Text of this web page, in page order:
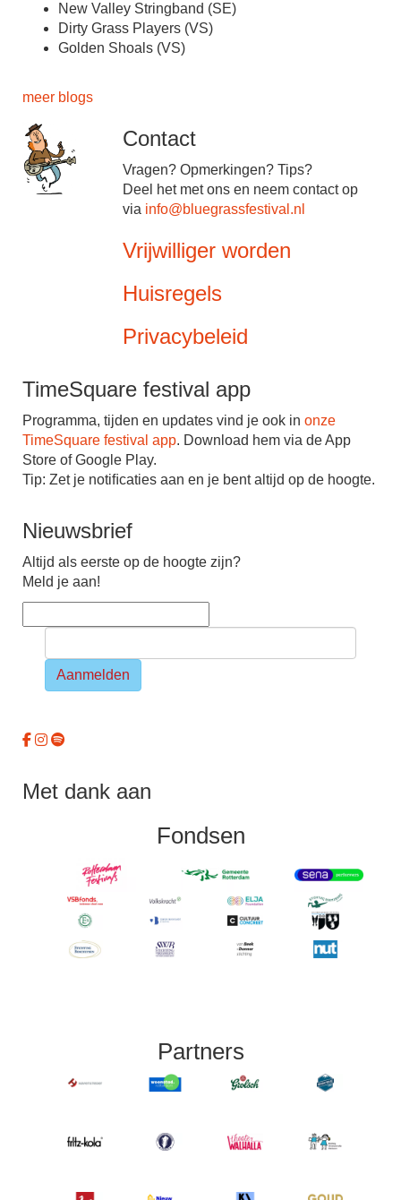
New Valley Stringband (SE)
Dirty Grass Players (VS)
Golden Shoals (VS)
meer blogs
Contact
Vragen? Opmerkingen? Tips?
Deel het met ons en neem contact op
via info@bluegrassfestival.nl
Vrijwilliger worden
Huisregels
Privacybeleid
TimeSquare festival app
Programma, tijden en updates vind je ook in onze
TimeSquare festival app. Download hem via de App
Store of Google Play.
Tip: Zet je notiﬁcaties aan en je bent altijd op de hoogte.
Nieuwsbrief
Altijd als eerste op de hoogte zijn?
Meld je aan!
Aanmelden
Met dank aan
Fondsen
Partners